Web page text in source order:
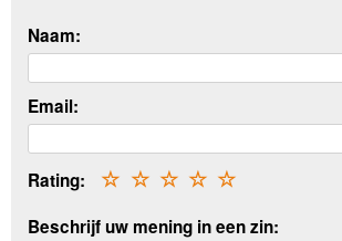
Naam:
Email:
Rating: ☆
☆
☆
☆
☆
Beschrijf uw mening in een zin: